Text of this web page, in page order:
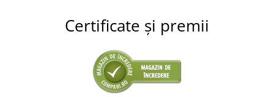
Certificate și premii